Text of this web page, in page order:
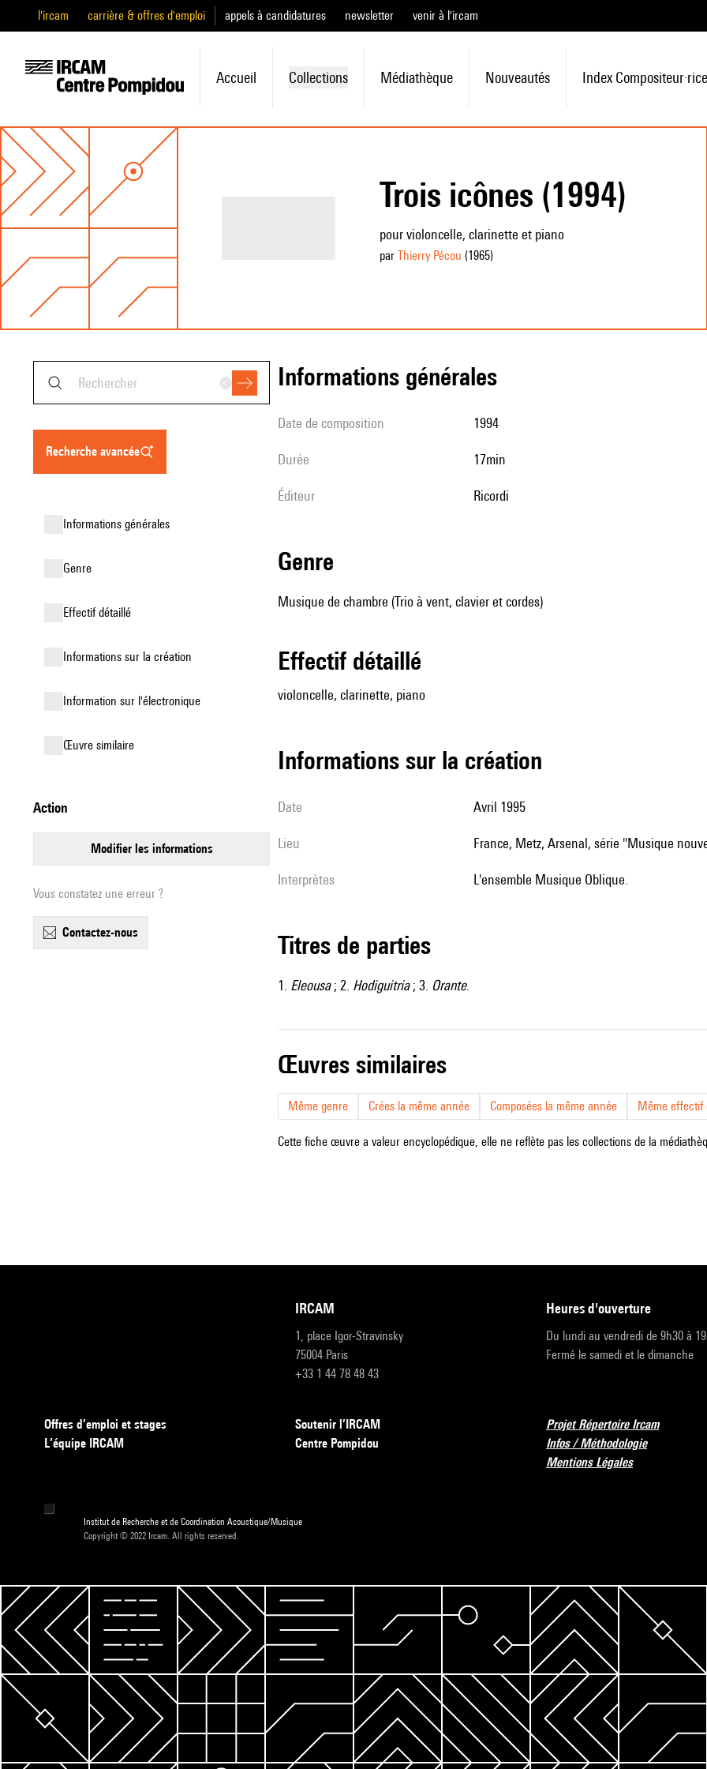
l'ircam carrière & offres d'emploi appels à candidatures newsletter venir à l'ircam
Accueil Collections Médiathèque Nouveautés Index Compositeur·rice
Trois icônes (1994)
pour violoncelle, clarinette et piano
par Thierry Pécou (1965)
recherche avancée
informations générales
genre
effectif détaillé
informations sur la création
Information sur l'électronique
œuvre similaire
action
modifier les informations
Vous constatez une erreur ?
contactez-nous
informations générales
date de composition 1994
durée 17min
éditeur Ricordi
genre
Musique de chambre (Trio à vent, clavier et cordes)
effectif détaillé
violoncelle, clarinette, piano
informations sur la création
date Avril 1995
lieu France, Metz, Arsenal, série "Musique
interprètes l'ensemble Musique Oblique.
Titres de parties
1. Eleousa; 2. Hodiguitria; 3. Orante.
œuvres similaires
Même genre Crées la même année Composées la même année Même effectif
Cette fiche œuvre a valeur encyclopédique, elle ne reflète pas les collections de la
IRCAM
1, place Igor-Stravinsky
75004 Paris
+33 1 44 78 48 43
heures d'ouverture
Du lundi au vendredi de 9h30 à
Fermé le samedi et le dimanche
Offres d’emploi et stages
L’équipe IRCAM
Soutenir l’IRCAM
Centre Pompidou
Projet Répertoire Ircam
Infos / Méthodologie
Mentions Légales
Institut de Recherche et de Coordination Acoustique/Musique
Copyright © 2022 Ircam. All rights reserved.